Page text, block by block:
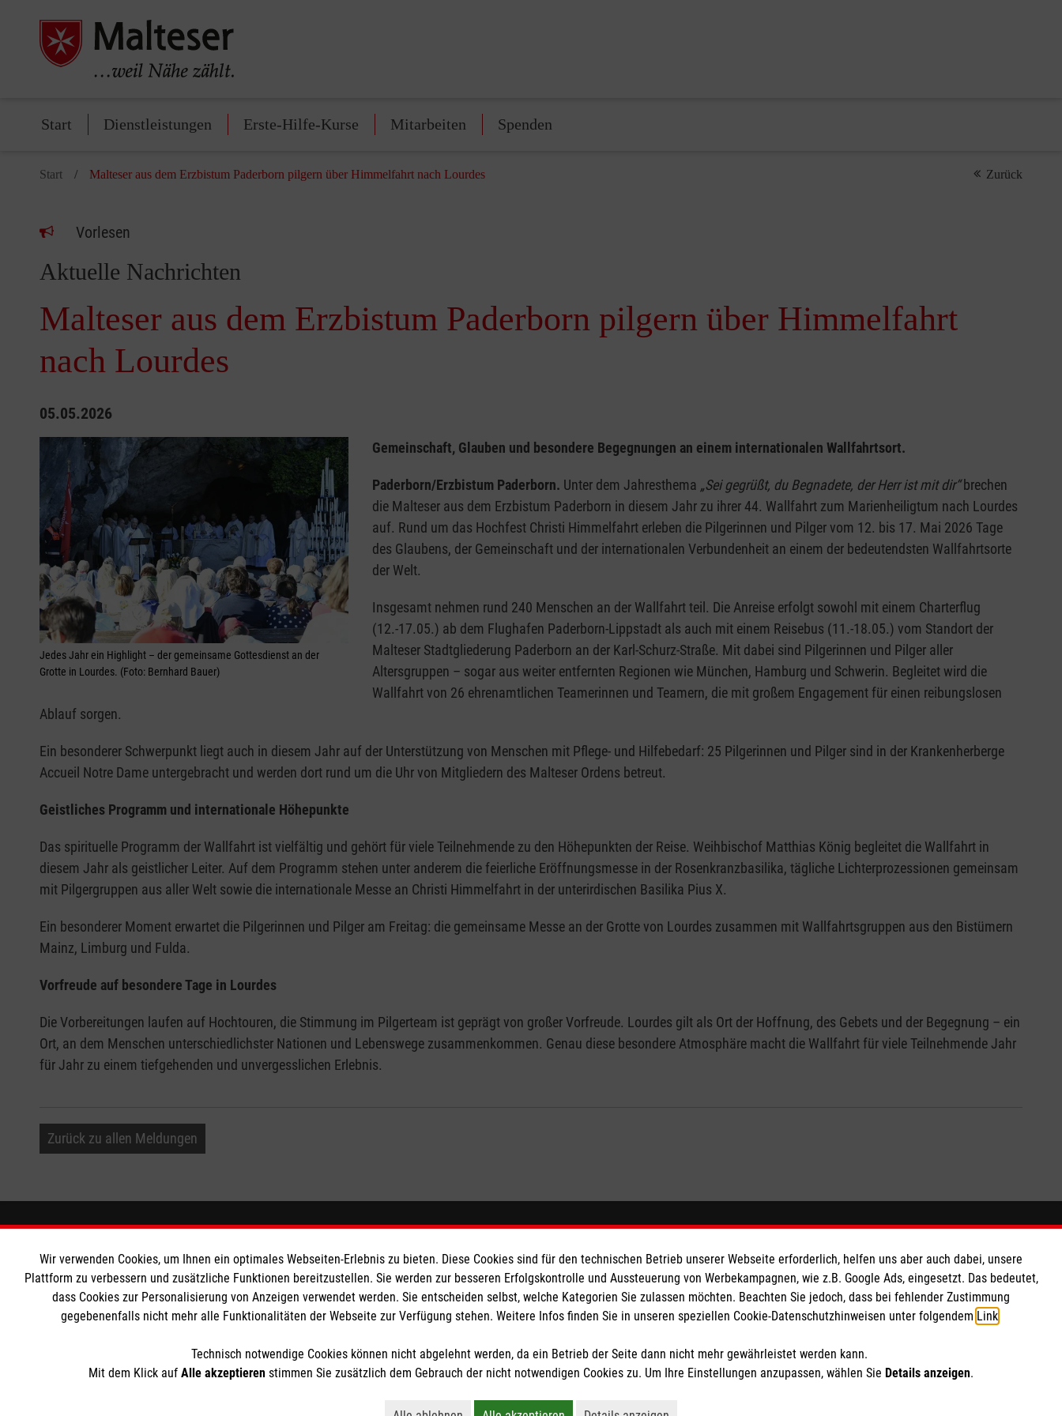
Start Dienstleistungen Erste-Hilfe-Kurse Mitarbeiten Spenden
Start Malteser aus dem Erzbistum Paderborn pilgern über Himmelfahrt nach Lourdes Zurück
Vorlesen
Aktuelle Nachrichten
Malteser aus dem Erzbistum Paderborn pilgern über Himmelfahrt
nach Lourdes
05.05.2026
Jedes Jahr ein Highlight – der gemeinsame Gottesdienst an der
Grotte in Lourdes. (Foto: Bernhard Bauer)
Gemeinschaft, Glauben und besondere Begegnungen an einem internationalen Wallfahrtsort.
Paderborn/Erzbistum Paderborn. Unter dem Jahresthema „Sei gegrüßt, du Begnadete, der Herr ist mit dir“brechen
die Malteser aus dem Erzbistum Paderborn in diesem Jahr zu ihrer 44. Wallfahrt zum Marienheiligtum nach Lourdes
auf. Rund um das Hochfest Christi Himmelfahrt erleben die Pilgerinnen und Pilger vom 12. bis 17. Mai 2026 Tage
des Glaubens, der Gemeinschaft und der internationalen Verbundenheit an einem der bedeutendsten Wallfahrtsorte
der Welt.
Insgesamt nehmen rund 240 Menschen an der Wallfahrt teil. Die Anreise erfolgt sowohl mit einem Charterflug
(12.-17.05.) ab dem Flughafen Paderborn-Lippstadt als auch mit einem Reisebus (11.-18.05.) vom Standort der
Malteser Stadtgliederung Paderborn an der Karl-Schurz-Straße. Mit dabei sind Pilgerinnen und Pilger aller
Altersgruppen – sogar aus weiter entfernten Regionen wie München, Hamburg und Schwerin. Begleitet wird die
Wallfahrt von 26 ehrenamtlichen Teamerinnen und Teamern, die mit großem Engagement für einen reibungslosen
Ablauf sorgen.
Ein besonderer Schwerpunkt liegt auch in diesem Jahr auf der Unterstützung von Menschen mit Pflege- und Hilfebedarf: 25 Pilgerinnen und Pilger sind in der Krankenherberge
Accueil Notre Dame untergebracht und werden dort rund um die Uhr von Mitgliedern des Malteser Ordens betreut.
Geistliches Programm und internationale Höhepunkte
Das spirituelle Programm der Wallfahrt ist vielfältig und gehört für viele Teilnehmende zu den Höhepunkten der Reise. Weihbischof Matthias König begleitet die Wallfahrt in
diesem Jahr als geistlicher Leiter. Auf dem Programm stehen unter anderem die feierliche Eröffnungsmesse in der Rosenkranzbasilika, tägliche Lichterprozessionen gemeinsam
mit Pilgergruppen aus aller Welt sowie die internationale Messe an Christi Himmelfahrt in der unterirdischen Basilika Pius X.
Ein besonderer Moment erwartet die Pilgerinnen und Pilger am Freitag: die gemeinsame Messe an der Grotte von Lourdes zusammen mit Wallfahrtsgruppen aus den Bistümern
Mainz, Limburg und Fulda.
Vorfreude auf besondere Tage in Lourdes
Die Vorbereitungen laufen auf Hochtouren, die Stimmung im Pilgerteam ist geprägt von großer Vorfreude. Lourdes gilt als Ort der Hoffnung, des Gebets und der Begegnung – ein
Ort, an dem Menschen unterschiedlichster Nationen und Lebenswege zusammenkommen. Genau diese besondere Atmosphäre macht die Wallfahrt für viele Teilnehmende Jahr
für Jahr zu einem tiefgehenden und unvergesslichen Erlebnis.
Zurück zu allen Meldungen
Impressum
Datenschutz
Malteser in Deutschland
Malteserorden
Empfänger: Malteser Hilfsdienst e.V.
IBAN: DE65 3706 0120 1201 2162 88
Brachter Str. 32
57368 Lennestadt
Wir verwenden Cookies, um Ihnen ein optimales Webseiten-Erlebnis zu bieten. Diese Cookies sind für den technischen Betrieb unserer Webseite erforderlich, helfen uns aber auch dabei, unsere
Plattform zu verbessern und zusätzliche Funktionen bereitzustellen. Sie werden zur besseren Erfolgskontrolle und Aussteuerung von Werbekampagnen, wie z.B. Google Ads, eingesetzt. Das bedeutet,
dass Cookies zur Personalisierung von Anzeigen verwendet werden. Sie entscheiden selbst, welche Kategorien Sie zulassen möchten. Beachten Sie jedoch, dass bei fehlender Zustimmung
gegebenenfalls nicht mehr alle Funktionalitäten der Webseite zur Verfügung stehen. Weitere Infos finden Sie in unseren speziellen Cookie-Datenschutzhinweisen unter folgendem Link
Technisch notwendige Cookies können nicht abgelehnt werden, da ein Betrieb der Seite dann nicht mehr gewährleistet werden kann.
Mit dem Klick auf Alle akzeptieren stimmen Sie zusätzlich dem Gebrauch der nicht notwendigen Cookies zu. Um Ihre Einstellungen anzupassen, wählen Sie Details anzeigen.